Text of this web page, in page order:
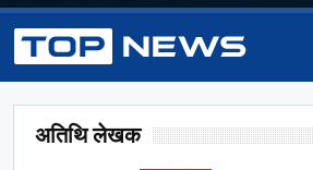
अतिथि लेखक